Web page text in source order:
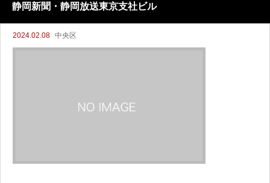
静岡新聞・静岡放送東京支社ビル
2024.02.08 中央区